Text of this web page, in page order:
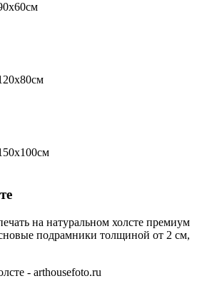
на натуральном холсте премиум
подрамники толщиной от 2 см,